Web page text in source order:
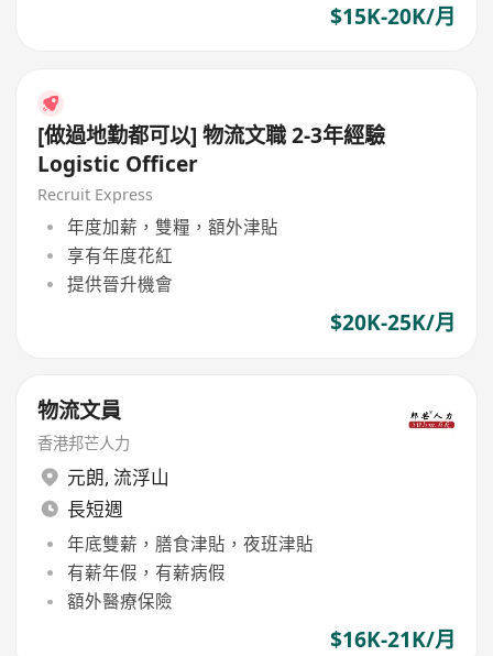
$15K-20K/月
[做過地勤都可以] 物流文職 2-3年經驗
Logistic Officer
Recruit Express
年度加薪，雙糧，額外津貼
享有年度花紅
提供晉升機會
$20K-25K/月
物流文員
香港邦芒人力
元朗, 流浮山
長短週
年底雙薪，膳食津貼，夜班津貼
有薪年假，有薪病假
額外醫療保險
$16K-21K/月